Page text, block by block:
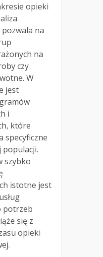
opieki
na
na
czy
W
jest
i
które
specyficzne
szybko
istotne jest
potrzeb
się z
opieki